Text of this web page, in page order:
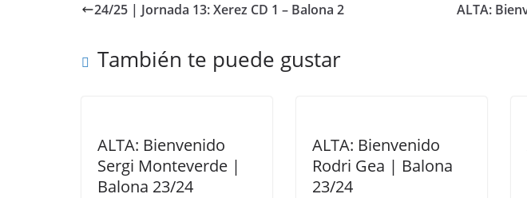
24/25 | Jornada 13: Xerez CD 1 – Balona 2 ALTA:
También te puede gustar
ALTA: Bienvenido
Sergi Monteverde |
Balona 23/24
ALTA: Bienvenido
Rodri Gea | Balona
23/24